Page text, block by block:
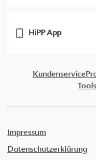
HiPP App
Kundenservice
Impressum
Datenschutzerklärung